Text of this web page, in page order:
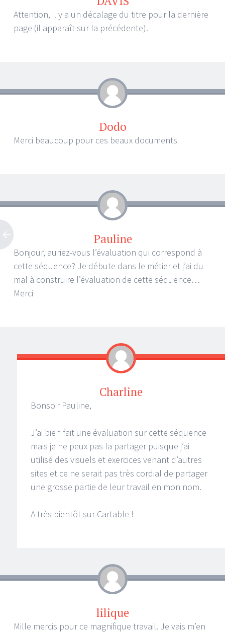
Attention, il y a un décalage du titre pour la dernière
page (il apparaît sur la précédente).
Dodo
Merci beaucoup pour ces beaux documents
Pauline
Bonjour, auriez-vous l’évaluation qui correspond à
cette séquence? Je débute dans le métier et j’ai du
mal à construire l’évaluation de cette séquence…
Merci
Charline
Bonsoir Pauline,
J’ai bien fait une évaluation sur cette séquence
mais je ne peux pas la partager puisque j’ai
utilisé des visuels et exercices venant d’autres
sites et ce ne serait pas très cordial de partager
une grosse partie de leur travail en mon nom.
A très bientôt sur Cartable !
lilique
Mille mercis pour ce magnifique travail. Je vais m’en